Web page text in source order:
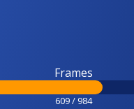
Frames
609 / 984